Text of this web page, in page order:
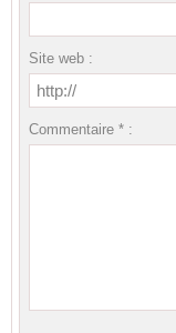
Site web :
Commentaire * :